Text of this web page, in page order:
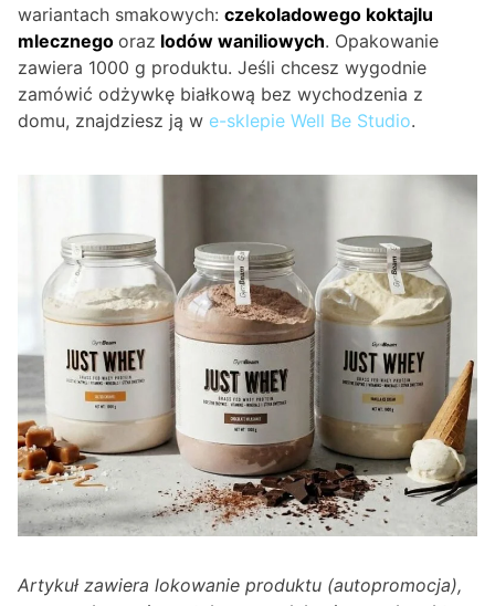
wariantach smakowych: czekoladowego koktajlu
mlecznego oraz lodów waniliowych. Opakowanie
zawiera 1000 g produktu. Jeśli chcesz wygodnie
zamówić odżywkę białkową bez wychodzenia z
domu, znajdziesz ją w e-sklepie Well Be Studio.
Artykuł zawiera lokowanie produktu (autopromocja),